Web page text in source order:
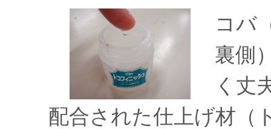
コバ
裏側
く丈
配合された仕上げ材（